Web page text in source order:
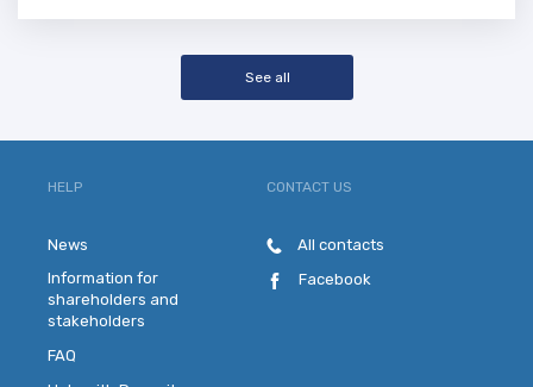
See all
HELP
News
Information for
shareholders and
stakeholders
FAQ
CONTACT US
All contacts
Facebook